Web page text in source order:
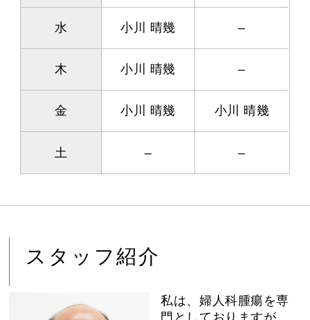
水 小川 晴幾 –
木 小川 晴幾 –
金 小川 晴幾 小川 晴幾
土 – –
スタッフ紹介
私は、婦人科腫瘍を専
門としておりますが、